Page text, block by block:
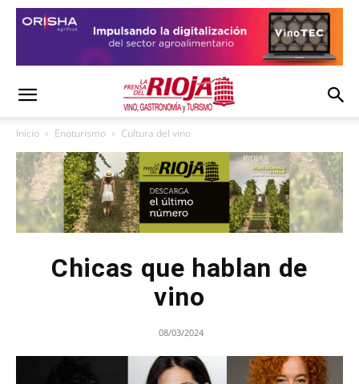
Inicio Enoturismo Cultura del vino
Chicas que hablan de
vino
08/03/2024